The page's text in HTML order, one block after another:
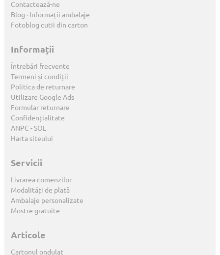
Contactează-ne
Blog · Informații ambalaje
Fotoblog cutii din carton
Informații
Întrebări frecvente
Termeni și condiții
Politica de returnare
Utilizare Google Ads
Formular returnare
Confidențialitate
ANPC -SOL
Harta siteului
Servicii
Livrarea comenzilor
Modalități de plată
Ambalaje personalizate
Mostre gratuite
Articole
Cartonul ondulat